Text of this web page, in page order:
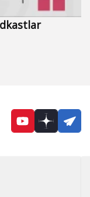
YouTubeDzen